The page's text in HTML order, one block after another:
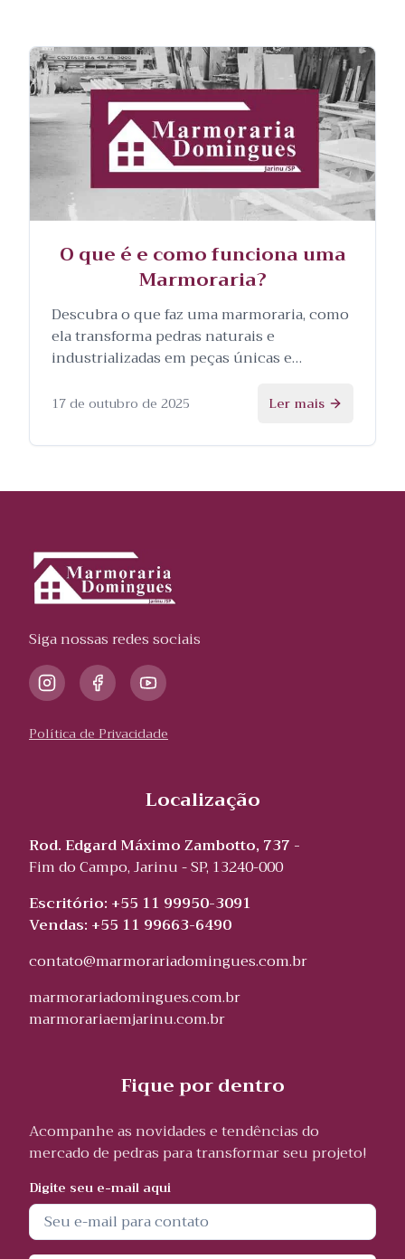
O que é e como funciona uma
Marmoraria?
Descubra o que faz uma marmoraria, como
ela transforma pedras naturais e
industrializadas em peças únicas e
processo.
17 de outubro de 2025 Ler mais
Siga nossas redes sociais
Política de Privacidade
Localização
Rod. Edgard Máximo Zambotto, 737 -
Fim do Campo, Jarinu - SP, 13240-000
Escritório: +55 11 99950-3091
Vendas: +55 11 99663-6490
contato@marmorariadomingues.com.br
marmorariadomingues.com.br
marmorariaemjarinu.com.br
Fique por dentro
Acompanhe as novidades e tendências do
mercado de pedras para transformar seu projeto!
Digite seu e-mail aqui